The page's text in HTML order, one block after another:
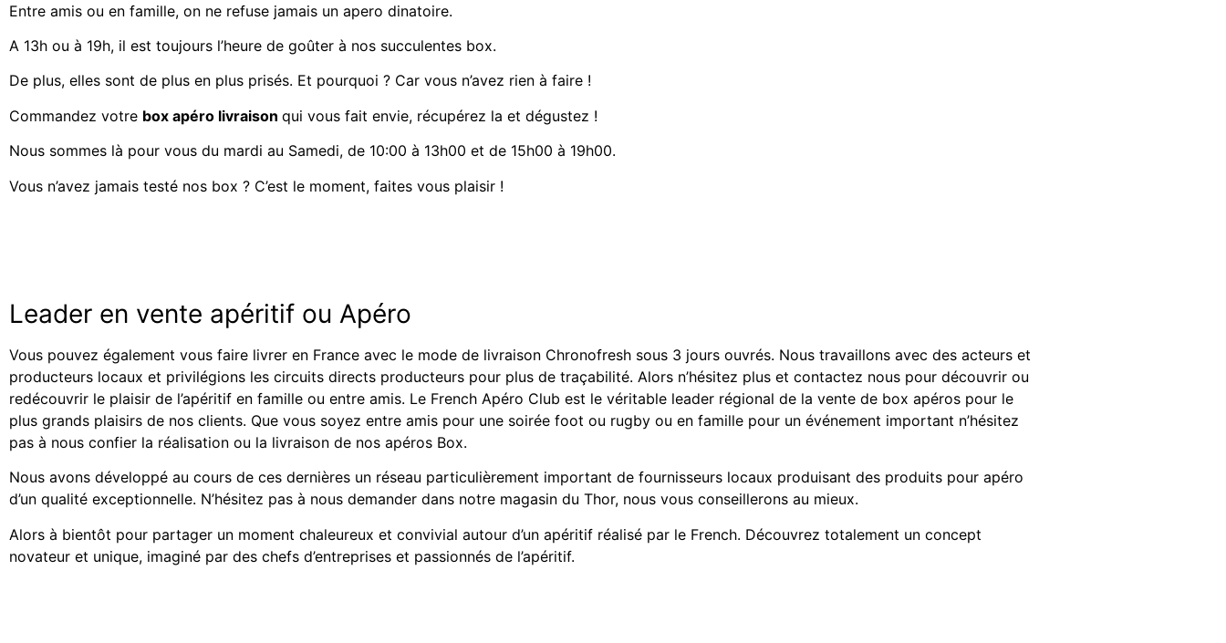
Entre amis ou en famille, on ne refuse jamais un apero dinatoire.
A 13h ou à 19h, il est toujours l’heure de goûter à nos succulentes box.
De plus, elles sont de plus en plus prisés. Et pourquoi ? Car vous n’avez rien à faire !
Commandez votre box apéro livraison qui vous fait envie, récupérez la et dégustez !
Nous sommes là pour vous du mardi au Samedi, de 10:00 à 13h00 et de 15h00 à 19h00.
Vous n’avez jamais testé nos box ? C’est le moment, faites vous plaisir !
Leader en vente apéritif ou Apéro
Vous pouvez également vous faire livrer en France avec le mode de livraison Chronofresh sous 3 jours ouvrés. Nous travaillons avec des acteurs et
producteurs locaux et privilégions les circuits directs producteurs pour plus de traçabilité. Alors n’hésitez plus et contactez nous pour découvrir ou
redécouvrir le plaisir de l’apéritif en famille ou entre amis. Le French Apéro Club est le véritable leader régional de la vente de box apéros pour le
plus grands plaisirs de nos clients. Que vous soyez entre amis pour une soirée foot ou rugby ou en famille pour un événement important n’hésitez
pas à nous confier la réalisation ou la livraison de nos apéros Box.
Nous avons développé au cours de ces dernières un réseau particulièrement important de fournisseurs locaux produisant des produits pour apéro
d’un qualité exceptionnelle. N’hésitez pas à nous demander dans notre magasin du Thor, nous vous conseillerons au mieux.
Alors à bientôt pour partager un moment chaleureux et convivial autour d’un apéritif réalisé par le French. Découvrez totalement un concept
novateur et unique, imaginé par des chefs d’entreprises et passionnés de l’apéritif.